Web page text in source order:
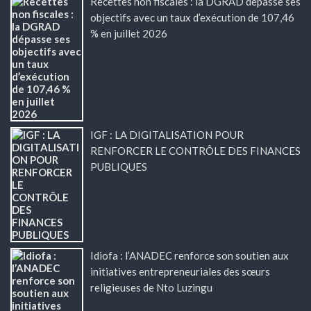
objectifs avec un taux d’exécution de 107,46
% en juillet 2026
IGF : LA DIGITALISATION POUR
RENFORCER LE CONTRÔLE DES FINANCES
PUBLIQUES
Idiofa : l’ANADEC renforce son soutien aux
initiatives entrepreneuriales des sœurs
religieuses de Nto Luzingu